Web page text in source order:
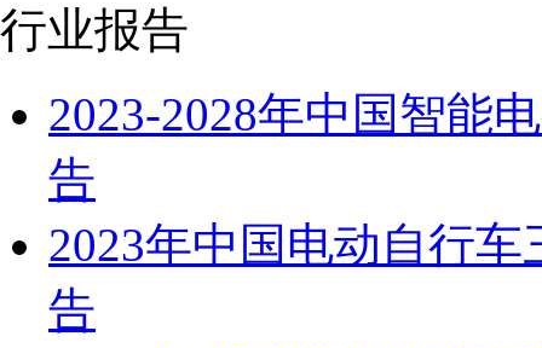
行业报告
2023-2028年中国智能
告
2023年中国电动自行
告